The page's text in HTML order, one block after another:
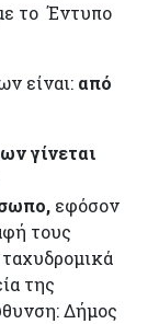
το Έντυπο
είναι: από
γίνεται
εφόσον
τους
της
Δήμος